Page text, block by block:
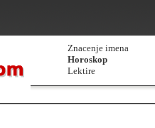
Znacenje imena
Horoskop
Lektire